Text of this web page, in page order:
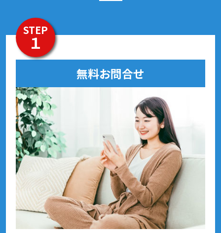
STEP
１
無料お問合せ